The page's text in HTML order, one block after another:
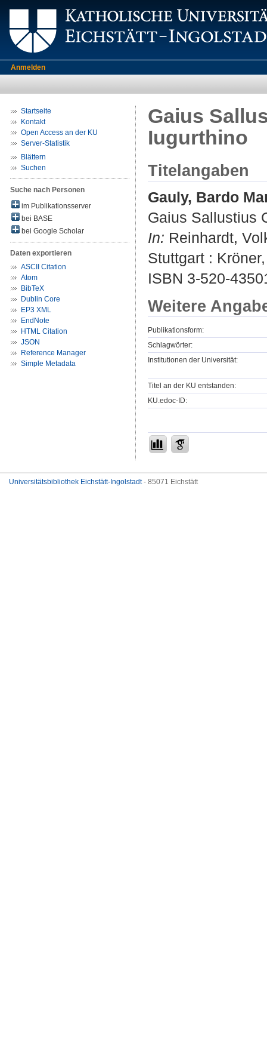
Anmelden
Startseite
Kontakt
Open Access an der KU
Server-Statistik
Blättern
Suchen
Suche nach Personen
im Publikationsserver
bei BASE
bei Google Scholar
Daten exportieren
ASCII Citation
Atom
BibTeX
Dublin Core
EP3 XML
EndNote
HTML Citation
JSON
Reference Manager
Simple Metadata
Gaius
Iugurthino
Titelangaben
Gauly, Bardo
Gaius Sallustius
In: Reinhardt,
Stuttgart :
ISBN 3-520-
Weitere
Publikationsform:
Schlagwörter:
Institutionen der Universität:
Titel an der KU entstanden:
KU.edoc-ID:
Universitätsbibliothek Eichstätt-Ingolstadt- 85071 Eichstätt